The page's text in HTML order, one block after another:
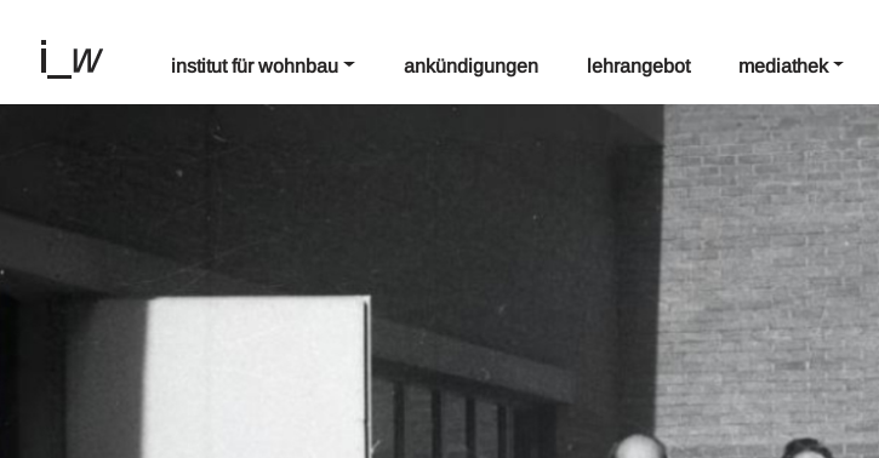
institut für wohnbau ankündigungen lehrangebot mediathek